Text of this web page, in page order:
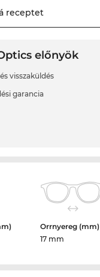
receptet
előnyök
visszaküldés
garancia
Orrnyereg (mm)
17 mm